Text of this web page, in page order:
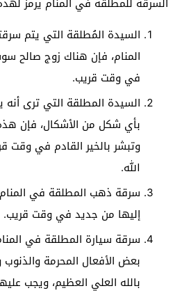
السيدة المُطلقة التي يتم
المنام، فإن هناك زوج صالح
في وقت قريب.
السيدة المطلقة التي ترى
بأي شكل من الأشكال، فإن
وتبشر بالخير القادم في وقت
الله.
سرقة ذهب المطلقة في
إليها من جديد في وقت قريب.
سرقة سيارة المطلقة في
بعض الأفعال المحرمة والذنوب
بالله العلي العظيم، ويجب